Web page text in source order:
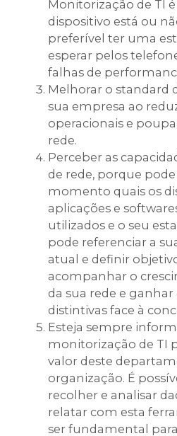
Monitorização de TI
dispositivo está ou
preferível ter uma
esperar pelos
falhas de
Melhorar o standard
sua empresa ao
operacionais e
rede.
Perceber as
de rede, porque
momento quais os
aplicações e
utilizados e o seu
pode referenciar a
atual e definir
acompanhar o
da sua rede e
distintivas face à
Esteja sempre
monitorização de TI
valor deste
organização. É
recolher e analisar
relatar com esta
ser fundamental